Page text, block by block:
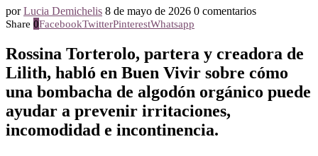
porLucia Demichelis 8 de mayo de 2026 0 comentarios
Share 0FacebookTwitterPinterestWhatsapp
Rossina Torterolo, partera y creadora de
Lilith, habló en Buen Vivir sobre cómo
una bombacha de algodón orgánico puede
ayudar a prevenir irritaciones,
incomodidad e incontinencia.